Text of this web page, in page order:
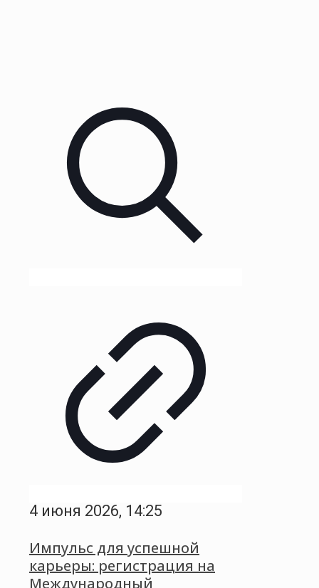
4 июня 2026, 14:25
Импульс для успешной
карьеры: регистрация на
Международный